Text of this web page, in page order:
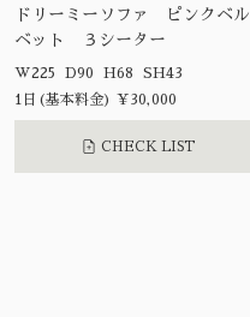
ドリーミーソファ ピンクベル
ベット ３シーター
W225 D90 H68 SH43
1日(基本料金) ¥30,000
CHECK LIST